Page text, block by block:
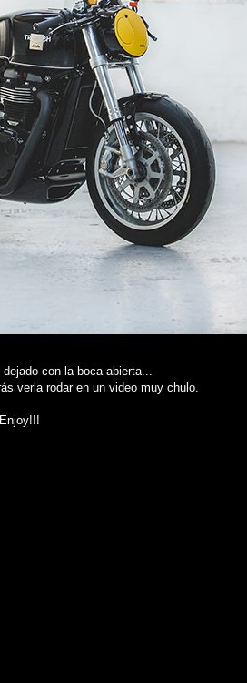
con la boca abierta...
verla rodar en un video muy chulo.
Enjoy!!!